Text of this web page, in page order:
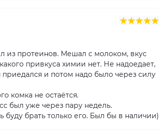
из протеинов. Мешал с молоком, вкус
привкуса химии нет. Не надоедает,
и потом надо было через силу
комка не остаётся.
был уже через пару недель.
буду брать только его. Был бы в наличии)